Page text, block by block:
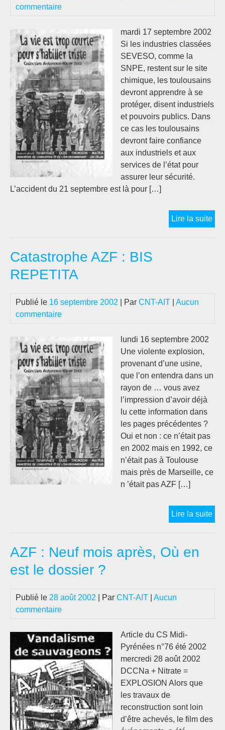
commentaire
mardi 17 septembre 2002
Si les industries classées
SEVESO, comme la
SNPE, restent sur le site
chimique, les toulousains
devront apprendre à se
protéger, disent industriels
et pouvoirs publics. Dans
ce cas les toulousains
devront faire confiance
aux industriels et aux
services de l’état pour
assurer leur sécurité.
L’accident du 21 septembre est là pour […]
Lire la suite
Catastrophe AZF : BIS
REPETITA
Publié le 16 septembre 2002 | Par CNT-AIT
Aucun
commentaire
lundi 16 septembre 2002
Une violente explosion,
provenant d’une usine,
que l’on entendra dans un
rayon de … vous avez
l’impression d’avoir déjà
lu cette information dans
les pages précédentes ?
Oui et non : ce n’était pas
en 2002 mais en 1992, ce
n’était pas à Toulouse
mais près de Marseille, ce
n ’était pas AZF […]
Lire la suite
AZF : Neuf mois après, Où en
est le dossier ?
Publié le 28 août 2002 | Par CNT-AIT
Aucun
commentaire
Article du CS Midi-
Pyrénées n°76 été 2002
mercredi 28 août 2002
DCCNa + Nitrate =
EXPLOSION Alors que
les travaux de
reconstruction sont loin
d’être achevés, le film des